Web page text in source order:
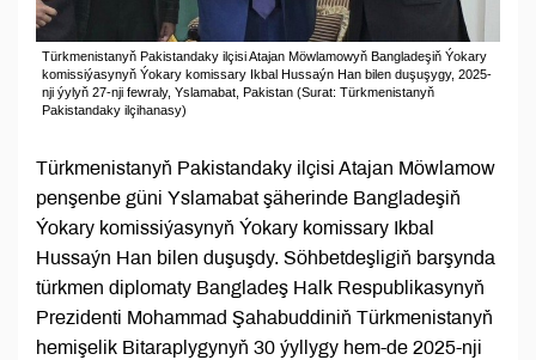
Türkmenistanyň Pakistandaky ilçisi Atajan Möwlamowyň Bangladeşiň Ýokary
komissiýasynyň Ýokary komissary Ikbal Hussaýn Han bilen duşuşygy, 2025-
nji ýylyň 27-nji fewraly, Yslamabat, Pakistan (Surat: Türkmenistanyň
Pakistandaky ilçihanasy)
Türkmenistanyň Pakistandaky ilçisi Atajan Möwlamow
penşenbe güni Yslamabat şäherinde Bangladeşiň
Ýokary komissiýasynyň Ýokary komissary Ikbal
Hussaýn Han bilen duşuşdy. Söhbetdeşligiň barşynda
türkmen diplomaty Bangladeş Halk Respublikasynyň
Prezidenti Mohammad Şahabuddiniň Türkmenistanyň
hemişelik Bitaraplygynyň 30 ýyllygy hem-de 2025-nji